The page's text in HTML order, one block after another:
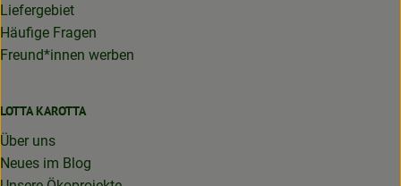
Liefergebiet
Häufige Fragen
Freund*innen werben
LOTTA KAROTTA
Über uns
Neues im Blog